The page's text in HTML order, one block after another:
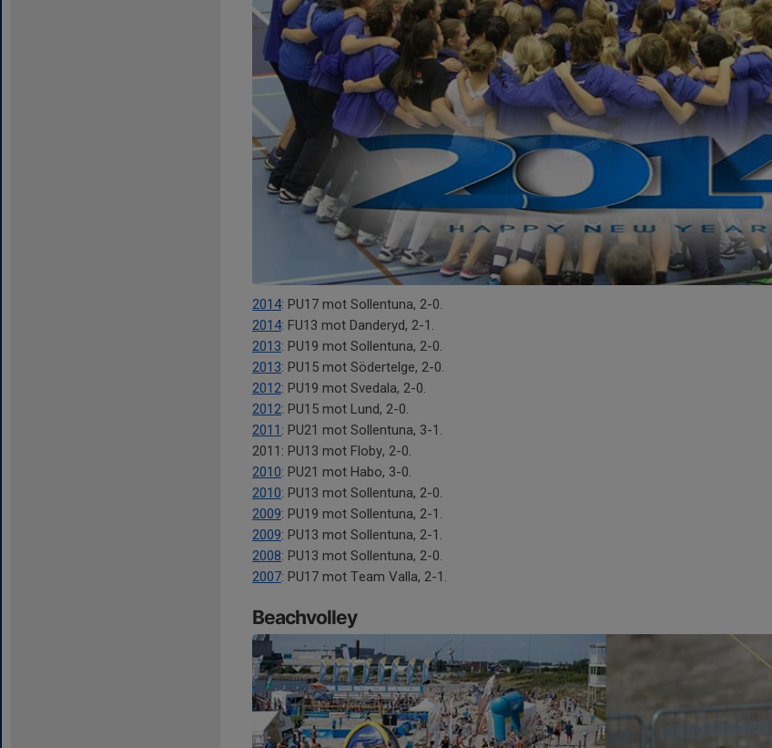
2014: PU17 mot Sollentuna, 2-0.
2014: FU13 mot Danderyd, 2-1.
2013: PU19 mot Sollentuna, 2-0.
2013: PU15 mot Södertelge, 2-0.
2012: PU19 mot Svedala, 2-0.
2012: PU15 mot Lund, 2-0.
2011 : PU21 mot Sollentuna, 3-1.
2011: PU13 mot Floby, 2-0.
2010: PU21 mot Habo, 3-0.
2010: PU13 mot Sollentuna, 2-0.
2009: PU19 mot Sollentuna, 2-1.
2009: PU13 mot Sollentuna, 2-1.
2008: PU13 mot Sollentuna, 2-0.
2007: PU17 mot Team Valla, 2-1.
Beachvolley